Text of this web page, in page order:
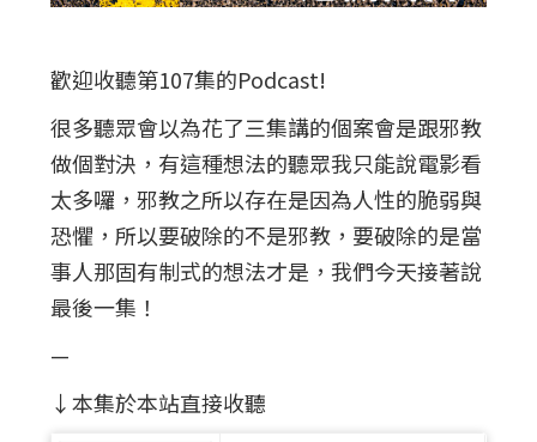
歡迎收聽第107集的Podcast!
很多聽眾會以為花了三集講的個案會是跟邪教
做個對決，有這種想法的聽眾我只能說電影看
太多囉，邪教之所以存在是因為人性的脆弱與
恐懼，所以要破除的不是邪教，要破除的是當
事人那固有制式的想法才是，我們今天接著說
最後一集！
—
↓本集於本站直接收聽